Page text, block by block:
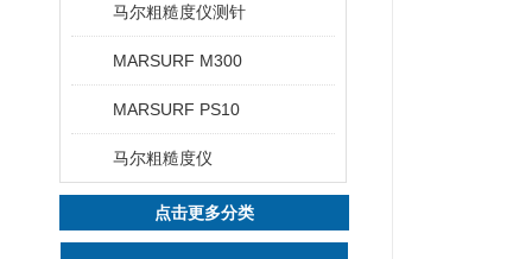
马尔粗糙度仪测针
MARSURF M300
MARSURF PS10
马尔粗糙度仪
点击更多分类